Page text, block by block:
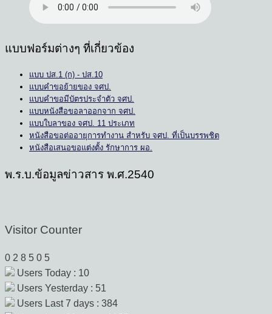
แบบฟอร์มต่างๆ ที่เกี่ยวข้อง
แบบ ปส.1 (ก) - ปส.10
แบบคำขอย้ายของ จศป.
แบบคำขอมีบัตรประจำตัว จศป.
แบบหนังสือขอลาออกจาก จศป.
แบบใบลาของ จศป. 11 ประเภท
หนังสือขอต่ออายุการทำงาน สำหรับ จศป. ที่เป็นบรรพชิต
หนังสือเสนอขอแต่งตั้ง รักษาการ ผอ.
พ.ร.บ.ข้อมูลข่าวสาร พ.ศ.2540
Visitor Counter
0 2 8 5 0 5
Users Today : 10
Users Yesterday : 51
Users Last 7 days : 384